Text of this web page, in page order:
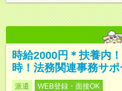
時給2000円＊扶養内
時！法務関連事務サポ
派遣 WEB登録・面接OK